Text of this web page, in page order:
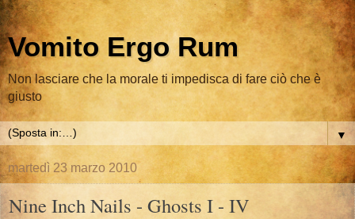
Vomito Ergo Rum
Non lasciare che la morale ti impedisca di fare ciò che è
giusto
▼
martedì 23 marzo 2010
Nine Inch Nails - Ghosts I - IV